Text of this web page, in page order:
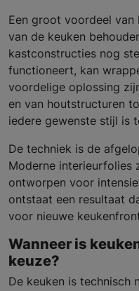
Een groot voordeel
van de keuken
kastconstructies nog
functioneert, kan
voordelige oplossing
en van houtstructuren
iedere gewenste stijl is
De techniek is de
Moderne interieurfolies
ontworpen voor
ontstaat een resultaat
voor nieuwe
Wanneer is
keuze?
De keuken is technisch